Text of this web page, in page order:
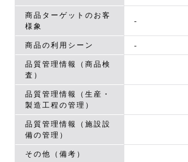
商品ターゲットのお客
様象
-
商品の利用シーン -
品質管理情報（商品検
査）
品質管理情報（生産・
製造工程の管理）
品質管理情報（施設設
備の管理）
その他（備考）